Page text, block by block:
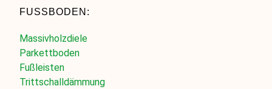
FUSSBODEN:
Massivholzdiele
Parkettboden
Fußleisten
Trittschalldämmung